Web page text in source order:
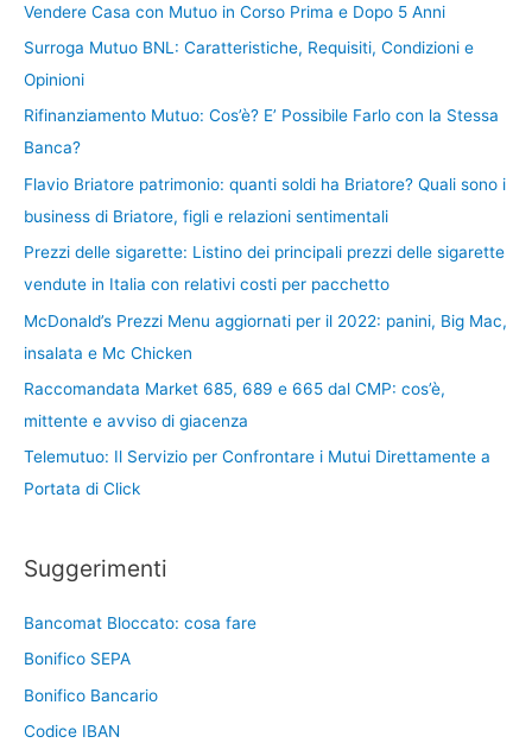
Vendere Casa con Mutuo in Corso Prima e Dopo 5 Anni
Surroga Mutuo BNL: Caratteristiche, Requisiti, Condizioni e
Opinioni
Rifinanziamento Mutuo: Cos’è? E’ Possibile Farlo con la Stessa
Banca?
Flavio Briatore patrimonio: quanti soldi ha Briatore? Quali sono i
business di Briatore, figli e relazioni sentimentali
Prezzi delle sigarette: Listino dei principali prezzi delle sigarette
vendute in Italia con relativi costi per pacchetto
McDonald’s Prezzi Menu aggiornati per il 2022: panini, Big Mac,
insalata e Mc Chicken
Raccomandata Market 685, 689 e 665 dal CMP: cos’è,
mittente e avviso di giacenza
Telemutuo: Il Servizio per Confrontare i Mutui Direttamente a
Portata di Click
Suggerimenti
Bancomat Bloccato: cosa fare
Bonifico SEPA
Bonifico Bancario
Codice IBAN